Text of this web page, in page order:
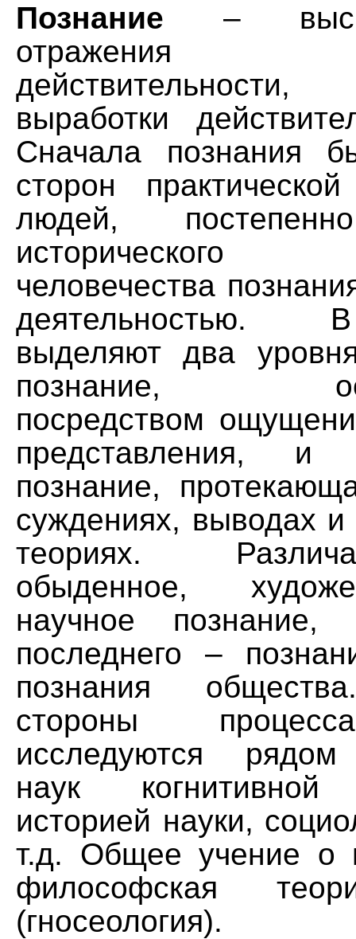
Познание –
отражения
выработки
Сначала познания
сторон
людей,
человечества
деятельностью.
выделяют два
познание,
посредством
представления, и
познание,
суждениях, выводах и
теориях.
обыденное,
научное
последнего –
познания
стороны
исследуются
наук когнитивной
историей науки,
т.д. Общее учение о
философская
(гносеология).